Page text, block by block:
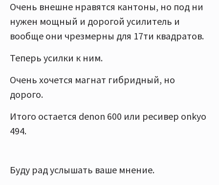
Очень внешне нравятся кантоны, но под ни
нужен мощный и дорогой усилитель и
вообще они чрезмерны для 17ти квадратов.
Теперь усилки к ним.
Очень хочется магнат гибридный, но
дорого.
Итого остается denon 600 или ресивер onkyo
494.
Буду рад услышать ваше мнение.